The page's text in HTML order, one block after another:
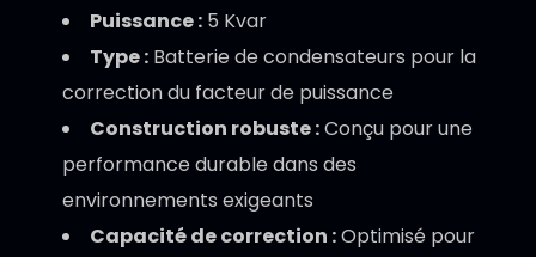
Puissance : 5 Kvar
Type : Batterie de condensateurs pour la
correction du facteur de puissance
Construction robuste :Conçu pour une
performance durable dans des
environnements exigeants
Capacité de correction :Optimisé pour